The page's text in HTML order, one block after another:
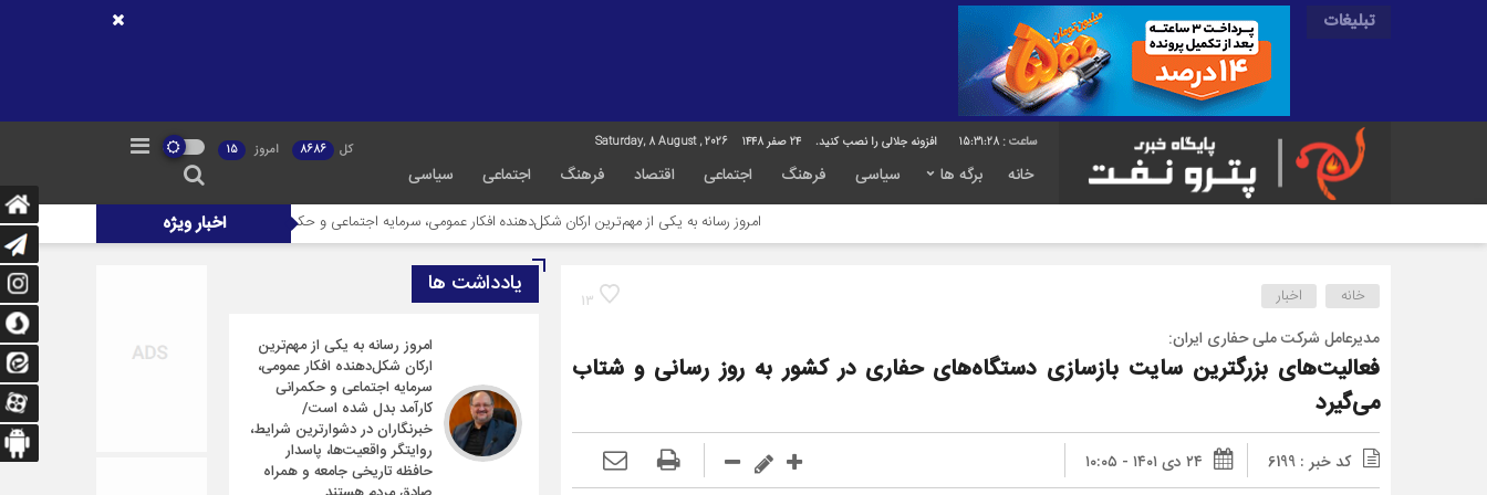
تبلیغات
15:31:29 افزونه جلالی را نصب کنید. 24 صفر 1448
خانه برگه ها سیاسی فرهنگ اجتماعی اقتصاد فرهنگ اجتماعی سیاسی
کل 8686 امروز 15
اخبار ویژه
امروز رسانه به یکی از مهم‌ترین ارکان شکل‌دهنده افکار عمومی، سرمایه اجتماعی و حکمرانی کارآمد بدل شده است/ خبرنگاران در دشوارترین شرایط،
13 خانه اخبار
مدیرعامل شرکت ملی حفاری ایران:
فعالیت‌های بزرگترین سایت بازسازی دستگاه‌های حفاری در کشور به روز رسانی و شتاب
می‌گیرد
کد خبر : 6199 ۲۴ دی ۱۴۰۱ - ۱۰:۰۵
یادداشت ها
امروز رسانه به یکی از مهم‌ترین
ارکان شکل‌دهنده افکار عمومی،
سرمایه اجتماعی و حکمرانی
کارآمد بدل شده است/
خبرنگاران در دشوارترین شرایط،
روایتگر واقعیت‌ها، پاسدار
حافظه تاریخی جامعه و همراه